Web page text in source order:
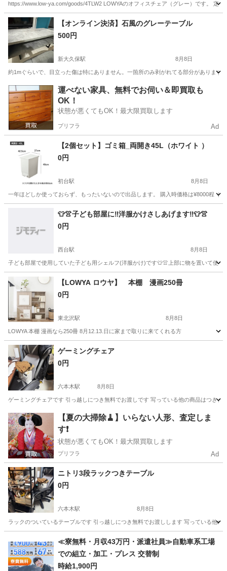
https://www.low-ya.com/goods/4TLW2 LOWYAのオフィスチェア（グレー）です。 定
東京 世田谷区 上野毛駅 オフィス用家具
【オンライン決済】石風のグレーテーブル
500円
新大久保駅 8月8日
約1mぐらいで、目立った傷は特にありません。一箇所のみ剥がれてる部分があります。
東京 新宿区 新大久保駅 テーブル
運べない家具、無料でお伺い＆即買取も
OK！
状態が悪くてもOK！最大限買取します
プリフラ Ad
【2個セット】ゴミ箱_両開き45L（ホワイト ）
0円
初台駅 8月8日
一年ほどしか使っておらず、もったいないので出品します。 購入時価格は¥8000程（
初台駅 インテリア雑貨/小物 楽天
👕👚子ども部屋に‼️洋服かけさしあげます‼️👕👚
0円
西台駅 8月8日
子ども部屋で使用していた子ども用シェルフ(洋服かけ)です👕👚上部に物を置いて使
板橋区 収納家具
【LOWYA ロウヤ】 本棚 漫画250冊
0円
東北沢駅 8月8日
LOWYA 本棚 漫画なら250冊 8月12.13.日に家まで取りに来てくれる方
東京 渋谷区 東北沢駅
ゲーミングチェア
0円
六本木駅 8月8日
ゲーミングチェアです 引っ越しにつき無料でお渡しです 写っている他の商品はつきま
東京 港区 六本木駅 家具 ゲーミングチェア
【夏の大掃除🧹】いらない人形、査定しま
す❗️
状態が悪くてもOK！最大限買取します
プリフラ Ad
ニトリ3段ラックつきテーブル
0円
六本木駅 8月8日
ラックのついているテーブルです 引っ越しにつき無料でお渡しします 写っている他の
六本木駅 テーブル ラック
≪寮無料・月収43万円・派遣社員≫自動車系工場
での組立・加工・プレス 交替制
時給1,900円